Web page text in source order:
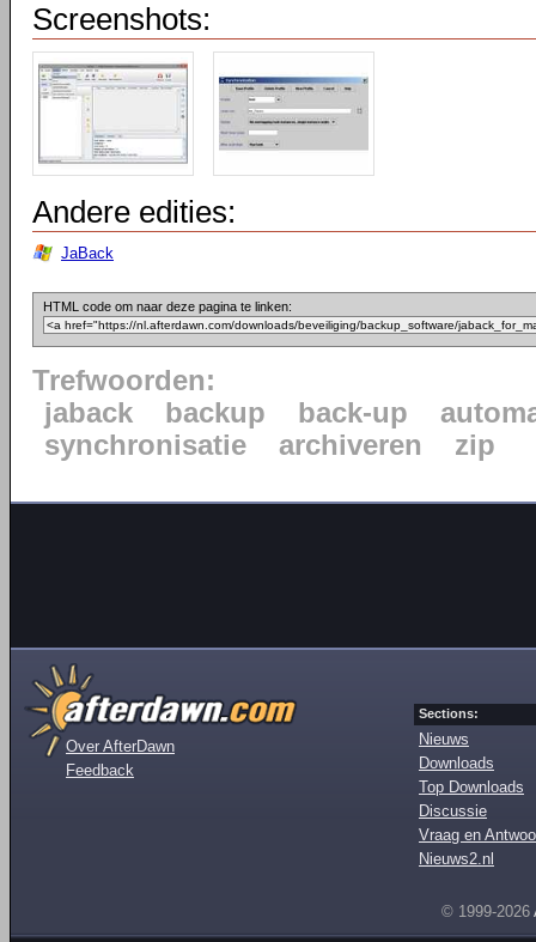
Screenshots:
Andere edities:
JaBack
HTML code om naar deze pagina te linken:
Trefwoorden:
jaback
backup back-up
synchronisatie
archiveren zip
Over AfterDawn
Feedback
Sections:
Nieuws
Downloads
Top Downloads
Discussie
Vraag en
Nieuws2.nl
© 1999-2026